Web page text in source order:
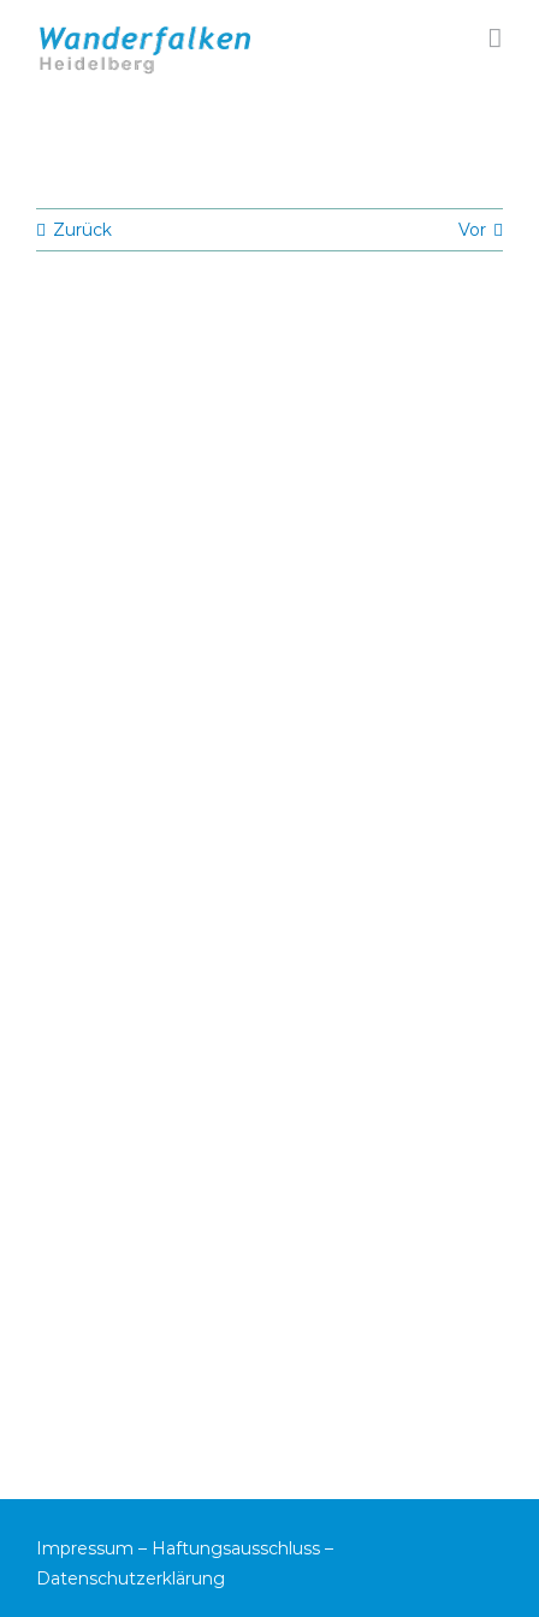
Inhalt
springen
Zurück Vor
Impressum – Haftungsausschluss –
Datenschutzerklärung